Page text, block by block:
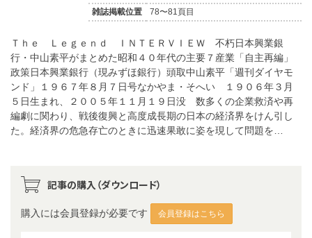
雑誌掲載位置
78〜81頁目
Ｔｈｅ Ｌｅｇｅｎｄ ＩＮＴＥＲＶＩＥＷ 不朽日本興業銀
行・中山素平がまとめた昭和４０年代の主要７産業「自主再編」
政策日本興業銀行（現みずほ銀行）頭取中山素平「週刊ダイヤモ
ンド」１９６７年８月７日号なかやま・そへい １９０６年３月
５日生まれ、２００５年１１月１９日没 数多くの企業救済や再
編劇に関わり、戦後復興と高度成長期の日本の経済界をけん引し
た。経済界の危急存亡のときに迅速果敢に姿を現して問題を…
記事の購入（ダウンロード）
購入には会員登録が必要です 会員登録はこちら